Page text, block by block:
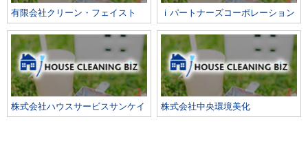
有限会社クリーン・フェイスト ｉパートナーズコーポレーション
株式会社ハウスサービスサンケイ 株式会社中央環境美化